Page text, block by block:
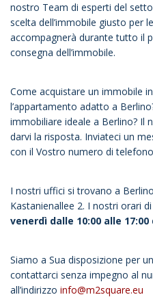
nostro Team di esperti del
scelta dell’immobile giusto per
accompagnerà durante tutto il
consegna dell’immobile.
Come acquistare un immobile
l’appartamento adatto a
immobiliare ideale a Berlino? Il
darvi la risposta. Inviateci un
con il Vostro numero di
I nostri uffici si trovano a
Kastanienallee 2. I nostri orari
venerdì dalle 10:00 alle 17:00
Siamo a Sua disposizione per
contattarci senza impegno al
all’indirizzo info@m2square.eu